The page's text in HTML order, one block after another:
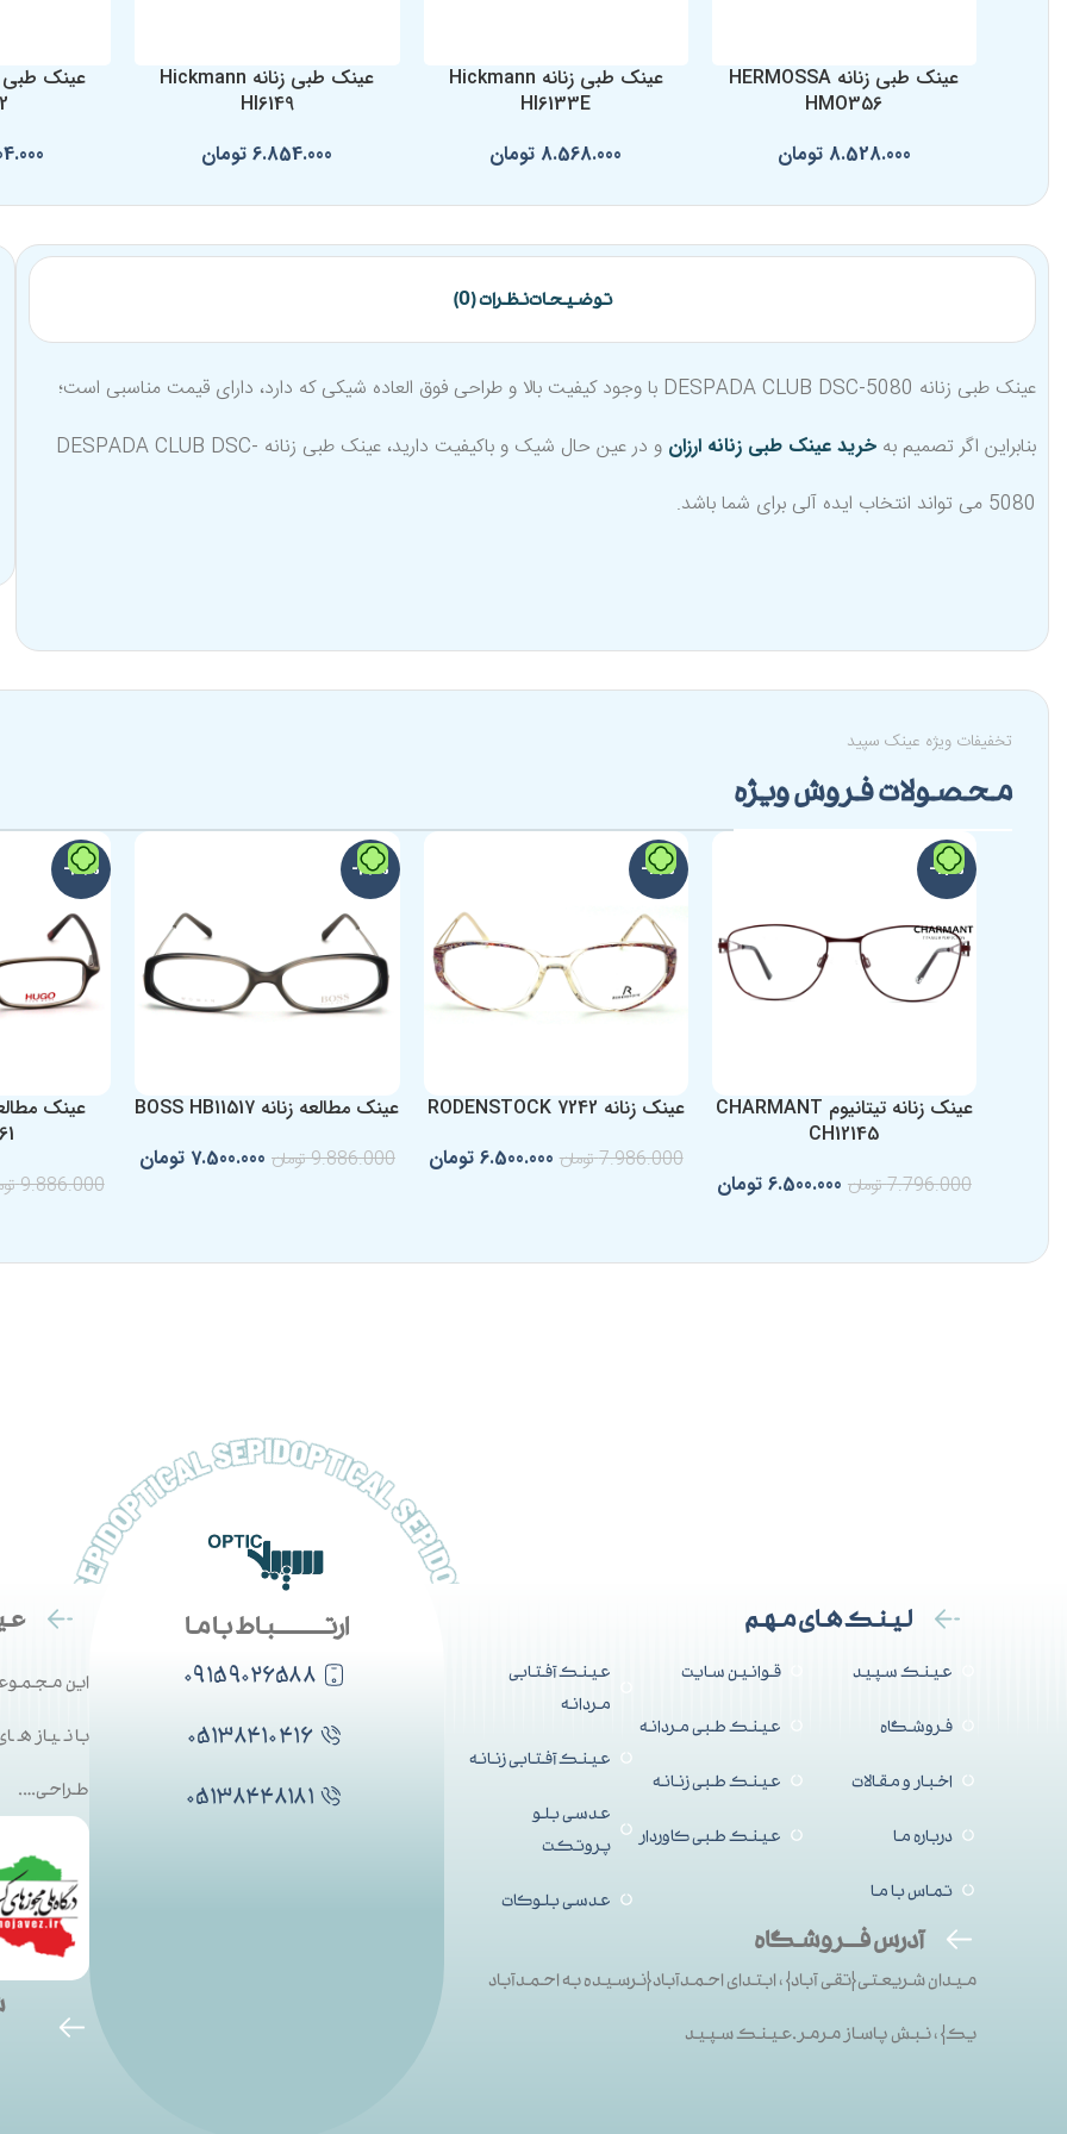
عینک طبی زنانه HERMOSSA
HMO356
8.528.000 تومان
عینک طبی زنانه Hickmann
HI6133E
8.568.000 تومان
عینک طبی زنانه Hickmann
HI6149
6.854.000 تومان
توضیحاتنظرات (0)
عینک طبی زنانه DESPADA CLUB DSC-5080 با وجود کیفیت بالا و طراحی فوق العاده شیکی که دارد، دارای قیمت مناسبی است؛
بنابراین اگر تصمیم به خرید عینک طبی زنانه ارزان
و در عین حال شیک و باکیفیت دارید، عینک طبی زنانه DESPADA CLUB DSC-
5080 می تواند انتخاب ایده آلی برای شما باشد.
تخفیفات ویژه عینک سپید
محصولات فروش ویژه
-17%
عینک زنانه تیتانیوم CHARMANT
CH12145
7.796.000تومان 6.500.000 تومان
-19%
عینک زنانه RODENSTOCK 7242
7.986.000تومان 6.500.000 تومان
-24%
عینک مطالعه زنانه BOSS HB11517
9.886.000تومان 7.500.000 تومان
-29%
9.886.000
لینک های مهم
عینک سپید
فروشگاه
اخبار و مقالات
درباره ما
تماس با ما
قوانین سایت
عینک طبی مردانه
عینک طبی زنانه
عینک طبی کاوردار
عینک آفتابی
مردانه
عینک آفتابی زنانه
عدسی بلو
پروتکت
عدسی بلوکات
آدرس فــروشگاه
میدان شریعتی{تقی آباد}، ابتدای احمدآباد{نرسیده به احمدآباد
یک}، نبش پاساز مرمر.عینک سپید
ارتــــــــــباط با ما
۰۹۱۵۹۰۲۶۵۸۸
۰۵۱۳۸۴۱۰۴۱۶
۰۵۱۳۸۴۴۸۱۸۱
این
با نیاز
طراحی….